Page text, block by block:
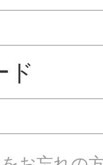
ド